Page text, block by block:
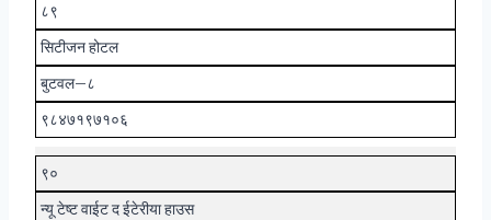
८९
सिटीजन होटल
बुटवल–८
९८४७१९७१०६
९०
न्यू टेष्ट वाईट द ईटेरीया हाउस